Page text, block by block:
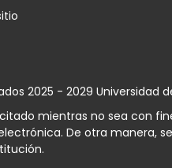
2025 - 2029 Universidad
mientras no sea con
De otra manera,